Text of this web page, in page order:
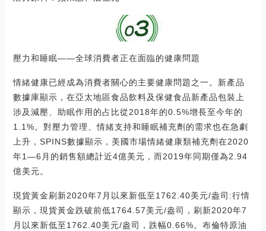
壓力和睡眠——全球消費者正在面臨的健康問題
情緒健康已經成為消費者關心的主要健康問題之一。新產品
數據庫顯示，在亞太地區食品飲料及保健食品新產品包裝上
涉及減壓、助眠作用的占比從2018年的0.5%增長至今年的
1.1%。對壓力管理、情緒支持和睡眠補充劑的需求也在急劇
上升，SPINS數據顯示，美國市場情緒健康類補充劑在2020
年1—6月的銷售額總計近4億美元，而2019年同期僅為2.94
億美元。
現貨黃金刷新2020年7月以來新低至1762.40美元/盎司:行情
顯示，現貨黃金跌破前低1764.57美元/盎司，刷新2020年7
月以來新低至1762.40美元/盎司，跌幅0.66%。布倫特原油